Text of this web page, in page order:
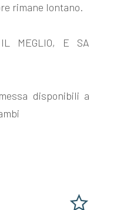
rimane lontano.
MEGLIO, E SA
disponibili a